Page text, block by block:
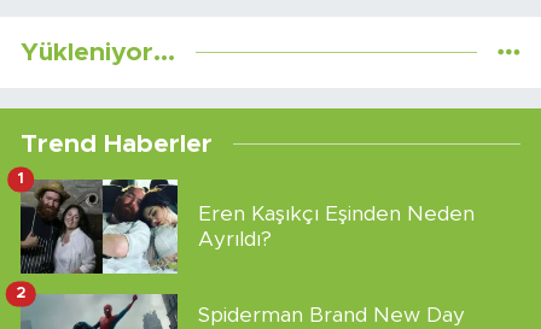
Yükleniyor...
Trend Haberler
Eren Kaşıkçı Eşinden Neden
Ayrıldı?
1
Spiderman Brand New Day
2